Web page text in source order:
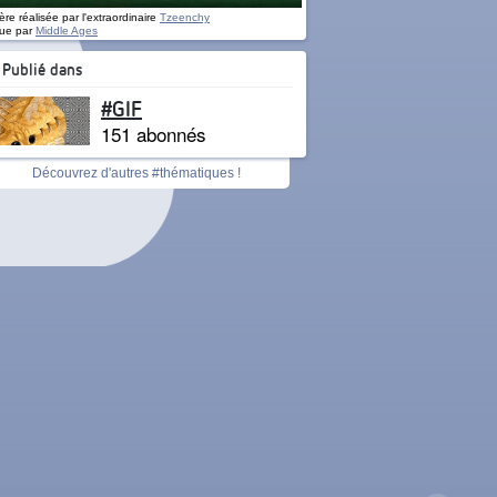
réalisée par l'extraordinaire Tzeenchy
parMiddle Ages
Publié dans
#GIF
151 abonnés
Découvrez d'autres #thématiques !